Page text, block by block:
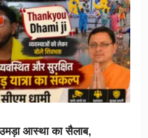
आस्था का सैलाब,